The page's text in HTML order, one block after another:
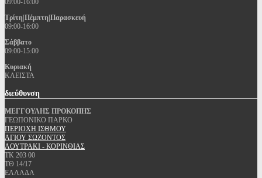
09:00-16:00
Τρίτη|Πέμπτη|Παρασκευή
09:00-16:00
Σάββατο
09:00-15:00
Κυριακή
ΚΛΕΙΣΤΑ
διεύθυνση
ΜΕΓΓΟΥΛΗΣ ΠΡΟΚΟΠΗΣ
ΓΕΩΠΟΝΙΚΟ ΠΑΡΚΟ
ΠΕΡΙΟΧΗ ΙΣΘΜΟΥ
ΑΓΙΟΥ ΣΩΖΟΝΤΟΣ
ΛΟΥΤΡΑΚΙ - ΚΟΡΙΝΘΙΑΣ
ΤΚ 203 00
ΤΘ 14/17
ΕΛΛΑΔΑ